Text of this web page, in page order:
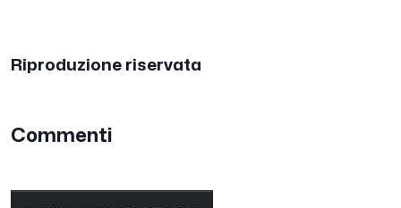
Riproduzione riservata
Commenti